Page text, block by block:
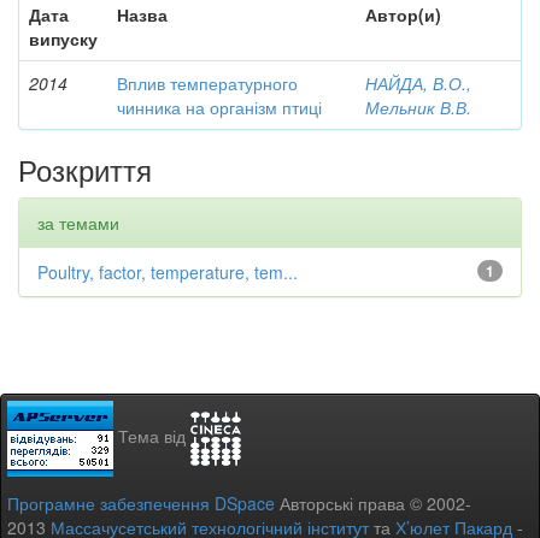
Дата
випуску
Назва Автор(и)
2014
Вплив температурного
чинника на організм птиці
НАЙДА, В.О.,
Мельник В.В.
Розкриття
за темами
1
Poultry, factor, temperature, tem...
Тема від
Програмне забезпечення DSpace Авторські права © 2002-
2013 Массачусетський технологічний інститутта Х’юлет Пакард -